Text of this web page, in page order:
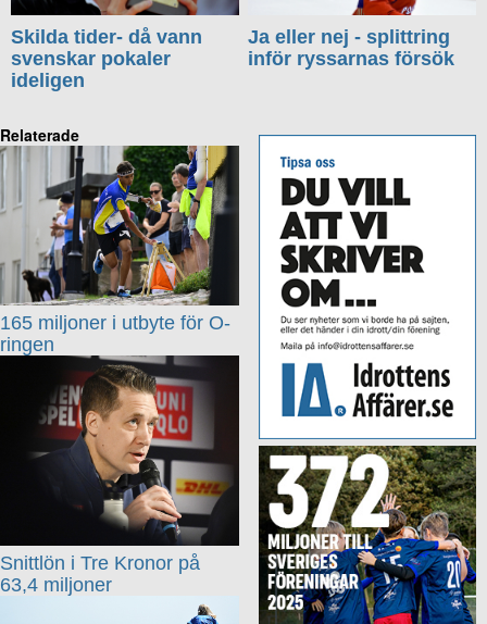
Skilda tider- då vann
svenskar pokaler
ideligen
Ja eller nej - splittring
inför ryssarnas försök
Relaterade
165 miljoner i utbyte för O-
ringen
Snittlön i Tre Kronor på
63,4 miljoner